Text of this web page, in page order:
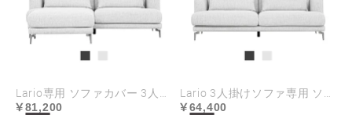
81,200 64,400